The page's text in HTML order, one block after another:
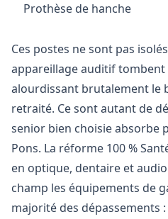
Prothèse de hanche
Ces postes ne sont pas
appareillage auditif tombent
alourdissant brutalement le
retraité. Ce sont autant de
senior bien choisie absorbe
Pons. La réforme 100 %
en optique, dentaire et
champ les équipements de
majorité des dépassements